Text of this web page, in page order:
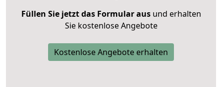
Füllen Sie jetzt das Formular ausund erhalten
Sie kostenlose Angebote
Kostenlose Angebote erhalten